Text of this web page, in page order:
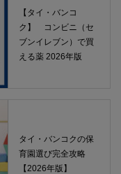
【タイ・バンコ
ク】 コンビニ（セ
ブンイレブン）で買
える薬 2026年版
タイ・バンコクの保
育園選び完全攻略
【2026年版】